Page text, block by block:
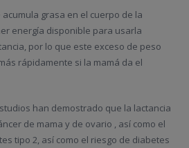
grasa en el cuerpo de la
energía disponible para usarla
por lo que este exceso de peso
rápidamente si la mamá da el
han demostrado que la lactancia
de mama y de ovario , así como el
tipo 2, así como el riesgo de diabetes